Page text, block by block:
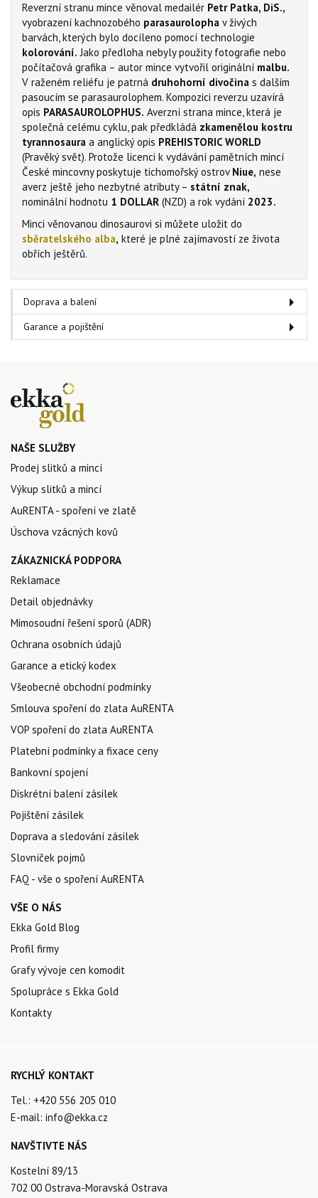
Reverzní stranu mince věnoval medailér Petr Patka, DiS.,
vyobrazení kachnozobého parasaurolopha v živých
barvách, kterých bylo docíleno pomocí technologie
kolorování. Jako předloha nebyly použity fotografie nebo
počítačová grafika – autor mince vytvořil originální malbu.
V raženém reliéfu je patrná druhohorní divočina s dalším
pasoucím se parasaurolophem. Kompozici reverzu uzavírá
opis PARASAUROLOPHUS. Averzní strana mince, která je
společná celému cyklu, pak předkládá zkamenělou kostru
tyrannosaura a anglický opis PREHISTORIC WORLD
(Pravěký svět). Protože licenci k vydávání pamětních mincí
České mincovny poskytuje tichomořský ostrov Niue, nese
averz ještě jeho nezbytné atributy – státní znak,
nominální hodnotu 1 DOLLAR (NZD) a rok vydání 2023.
Minci věnovanou dinosaurovi si můžete uložit do
sběratelského alba, které je plné zajímavostí ze života
obřích ještěrů.
Doprava a balení
Garance a pojištění
NAŠE SLUŽBY
Prodej slitků a mincí
Výkup slitků a mincí
AuRENTA - spoření ve zlatě
Úschova vzácných kovů
ZÁKAZNICKÁ PODPORA
Reklamace
Detail objednávky
Mimosoudní řešení sporů (ADR)
Ochrana osobních údajů
Garance a etický kodex
Všeobecné obchodní podmínky
Smlouva spoření do zlata AuRENTA
VOP spoření do zlata AuRENTA
Platební podmínky a fixace ceny
Bankovní spojení
Diskrétní balení zásilek
Pojištění zásilek
Doprava a sledování zásilek
Slovníček pojmů
FAQ - vše o spoření AuRENTA
VŠE O NÁS
Ekka Gold Blog
Profil firmy
Grafy vývoje cen komodit
Spolupráce s Ekka Gold
Kontakty
RYCHLÝ KONTAKT
Tel.: +420 556 205 010
E-mail: info@ekka.cz
NAVŠTIVTE NÁS
Kostelní 89/13
702 00 Ostrava-Moravská Ostrava